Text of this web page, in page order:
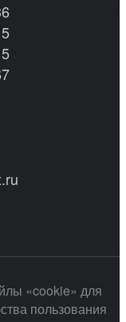
«cookie» для
пользования